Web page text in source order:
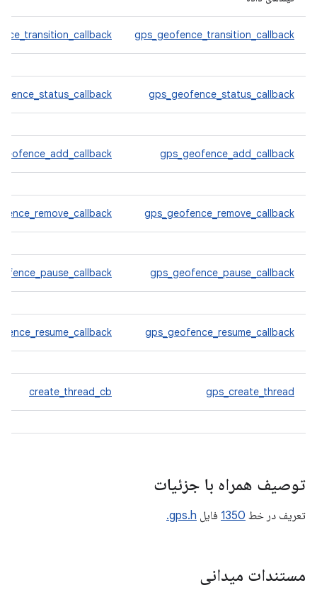
gps_geofence_transition_callback
gps_geofence_status_callback
gps_geofence_add_callback
geofence_add_callback
gps_geofence_remove_callback
gps_geofence_pause_callback
gps_geofence_resume_callback
gps_create_thread
create_thread_cb
توصیف همراه با جزئیات
تعریف در خط 1350 فایل gps.h.
مستندات میدانی